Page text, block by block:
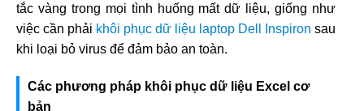
tắc vàng trong mọi tình huống mất dữ liệu, giống như
việc cần phải khôi phục dữ liệu laptop Dell Inspiron sau
khi loại bỏ virus để đảm bảo an toàn.
Các phương pháp khôi phục dữ liệu Excel cơ
bản